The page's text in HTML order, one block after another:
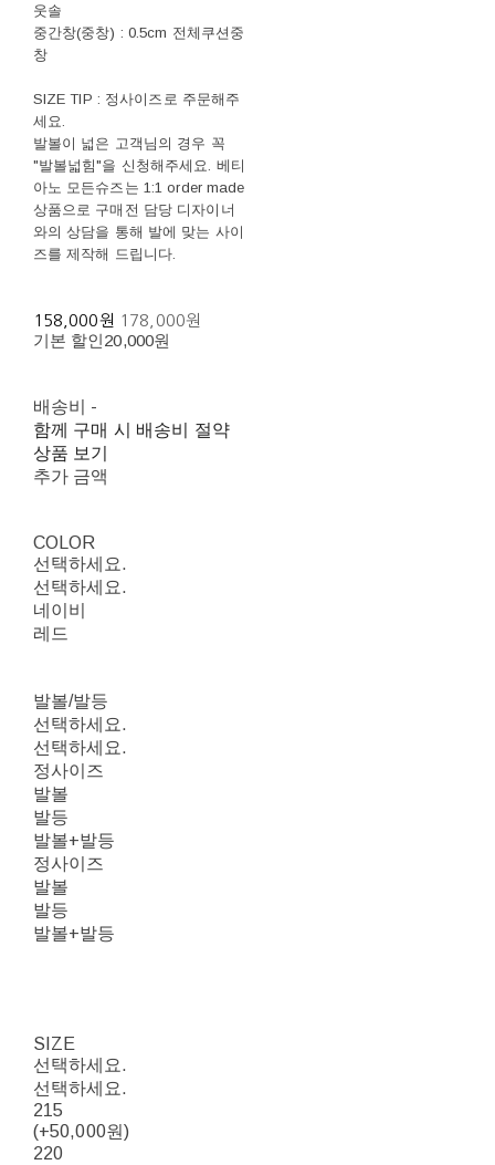
웃솔
중간창(중창) : 0.5cm 전체쿠션중
창
SIZE TIP : 정사이즈로 주문해주
세요.
발볼이 넓은 고객님의 경우 꼭
"발볼넓힘"을 신청해주세요. 베티
아노 모든슈즈는 1:1 order made
상품으로 구매전 담당 디자이너
와의 상담을 통해 발에 맞는 사이
즈를 제작해 드립니다.
158,000원 178,000원
기본 할인20,000원
배송비 -
함께 구매 시 배송비 절약
상품 보기
추가 금액
COLOR
선택하세요.
선택하세요.
네이비
레드
발볼/발등
선택하세요.
선택하세요.
정사이즈
발볼
발등
발볼+발등
정사이즈
발볼
발등
발볼+발등
SIZE
선택하세요.
선택하세요.
215
(+50,000원)
220